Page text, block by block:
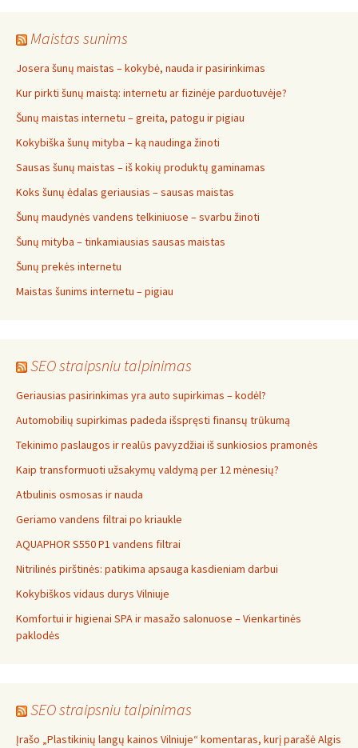
Maistas sunims
Josera šunų maistas – kokybė, nauda ir pasirinkimas
Kur pirkti šunų maistą: internetu ar fizinėje parduotuvėje?
Šunų maistas internetu – greita, patogu ir pigiau
Kokybiška šunų mityba – ką naudinga žinoti
Sausas šunų maistas – iš kokių produktų gaminamas
Koks šunų ėdalas geriausias – sausas maistas
Šunų maudynės vandens telkiniuose – svarbu žinoti
Šunų mityba – tinkamiausias sausas maistas
Šunų prekės internetu
Maistas šunims internetu – pigiau
SEO straipsniu talpinimas
Geriausias pasirinkimas yra auto supirkimas – kodėl?
Automobilių supirkimas padeda išspręsti finansų trūkumą
Tekinimo paslaugos ir realūs pavyzdžiai iš sunkiosios pramonės
Kaip transformuoti užsakymų valdymą per 12 mėnesių?
Atbulinis osmosas ir nauda
Geriamo vandens filtrai po kriaukle
AQUAPHOR S550 P1 vandens filtrai
Nitrilinės pirštinės: patikima apsauga kasdieniam darbui
Kokybiškos vidaus durys Vilniuje
Komfortui ir higienai SPA ir masažo salonuose – Vienkartinės
paklodės
SEO straipsniu talpinimas
Įrašo „Plastikinių langų kainos Vilniuje“ komentaras, kurį parašė Algis